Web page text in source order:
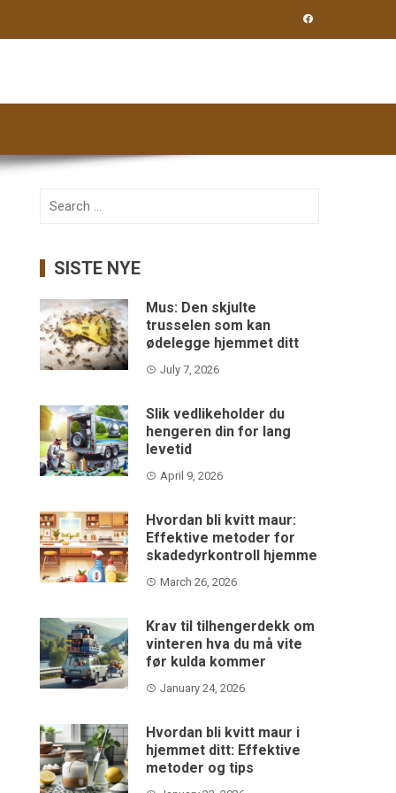
Search
SISTE NYE
Mus: Den skjulte
trusselen som kan
ødelegge hjemmet ditt
July 7, 2026
Slik vedlikeholder du
hengeren din for lang
levetid
April 9, 2026
Hvordan bli kvitt maur:
Effektive metoder for
skadedyrkontroll hjemme
March 26, 2026
Krav til tilhengerdekk om
vinteren hva du må vite
før kulda kommer
January 24, 2026
Hvordan bli kvitt maur i
hjemmet ditt: Effektive
metoder og tips